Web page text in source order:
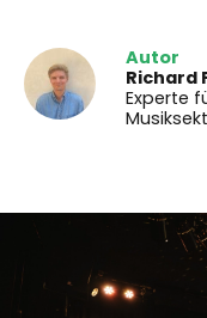
Autor
Richard
Experte